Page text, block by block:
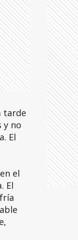
tarde
y no
El
el
El